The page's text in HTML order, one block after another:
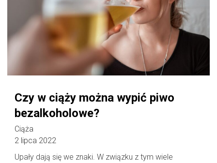
Czy w ciąży można wypić piwo
bezalkoholowe?
Ciąża
2 lipca 2022
Upały dają się we znaki. W związku z tym wiele